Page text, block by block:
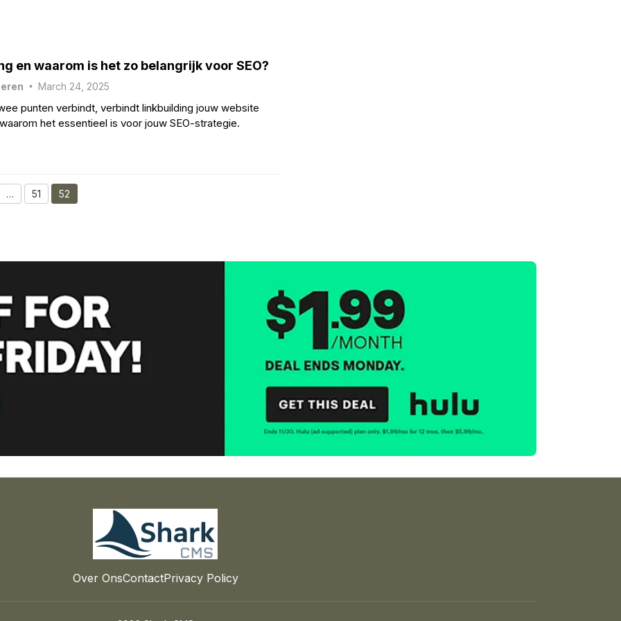
verbeteren? Ontdek het meer binnenin.
en waarom is het zo belangrijk voor SEO?
March 24, 2025
punten verbindt, verbindt linkbuilding jouw website
het essentieel is voor jouw SEO-strategie.
… Page
51 Page
52
Over OnsContactPrivacy Policy